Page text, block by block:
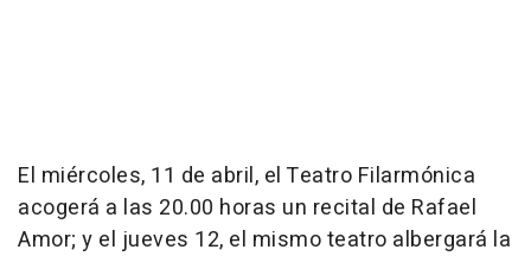
El miércoles, 11 de abril, el Teatro Filarmónica
acogerá a las 20.00 horas un recital de Rafael
Amor; y el jueves 12, el mismo teatro albergará la